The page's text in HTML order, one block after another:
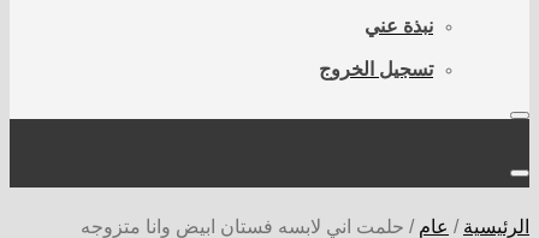
نبذة عني
تسجيل الخروج
الرئيسية / عام / حلمت اني لابسه فستان ابيض وانا متزوجه